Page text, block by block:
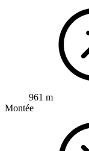
961 m
Montée